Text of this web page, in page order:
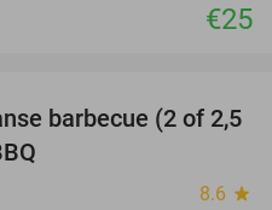
€25
30%
barbecue (2 of 2,5
8.6 star